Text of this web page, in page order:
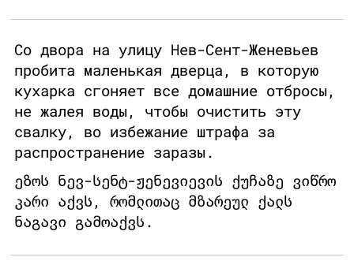
Со двора на улицу Нев-Сент-Женевьев
пробита маленькая дверца, в которую
кухарка сгоняет все домашние отбросы,
не жалея воды, чтобы очистить эту
свалку, во избежание штрафа за
распространение заразы.
ეზოს ნევ-სენტ-ჟენევიევის ქუჩაზე ვიწრო
კარი აქვს, რომლითაც მზარეულ ქალს
ნაგავი გამოაქვს.